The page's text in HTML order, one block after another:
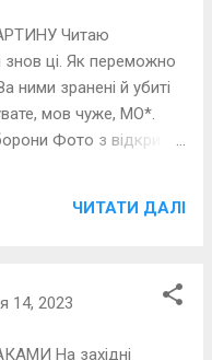
Читаю
знов ці. Як переможно
ними зранені й убиті
мов чуже, МО*.
Фото з відкритих
ЧИТАТИ ДАЛІ
14, 2023
На західні